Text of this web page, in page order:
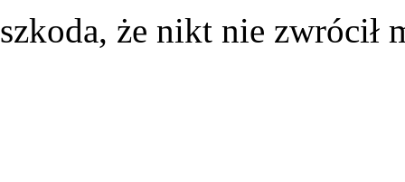
że nikt nie zwrócił